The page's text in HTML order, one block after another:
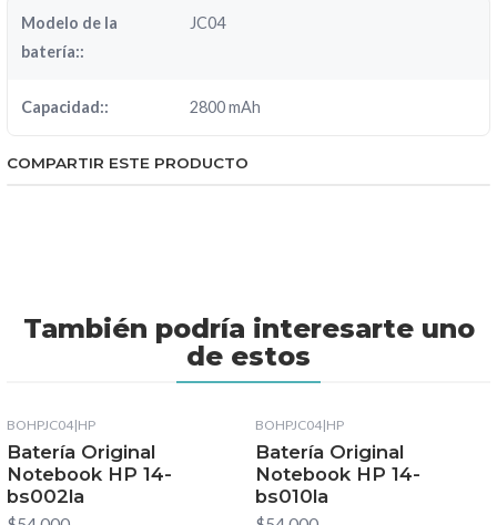
Modelo de la
batería::
JC04
Capacidad:: 2800 mAh
COMPARTIR ESTE PRODUCTO
También podría interesarte uno
de estos
BOHPJC04|HP
Batería Original
Notebook HP 14-
bs002la
BOHPJC04|HP
Batería Original
Notebook HP 14-
bs010la